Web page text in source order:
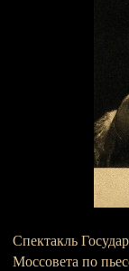
Спектакль
Моссовета по